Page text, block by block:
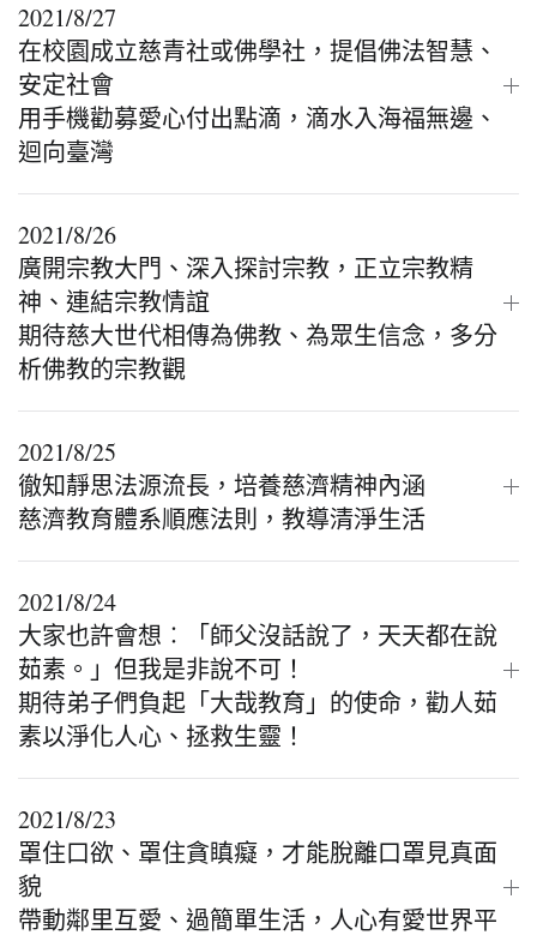
2021/8/27
在校園成立慈青社或佛學社，提倡佛法智慧、
安定社會
用手機勸募愛心付出點滴，滴水入海福無邊、
迴向臺灣
2021/8/26
廣開宗教大門、深入探討宗教，正立宗教精
神、連結宗教情誼
期待慈大世代相傳為佛教、為眾生信念，多分
析佛教的宗教觀
2021/8/25
徹知靜思法源流長，培養慈濟精神內涵
慈濟教育體系順應法則，教導清淨生活
2021/8/24
大家也許會想︰「師父沒話說了，天天都在說
茹素。」但我是非說不可！
期待弟子們負起「大哉教育」的使命，勸人茹
素以淨化人心、拯救生靈！
2021/8/23
罩住口欲、罩住貪瞋癡，才能脫離口罩見真面
貌
帶動鄰里互愛、過簡單生活，人心有愛世界平